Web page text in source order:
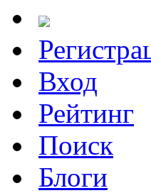
Вход
Рейтинг
Поиск
Блоги